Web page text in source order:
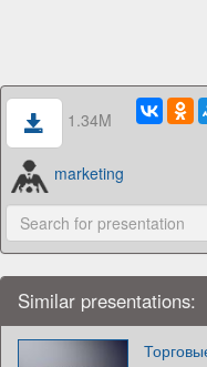
1.34M
marketing
Similar presentations: